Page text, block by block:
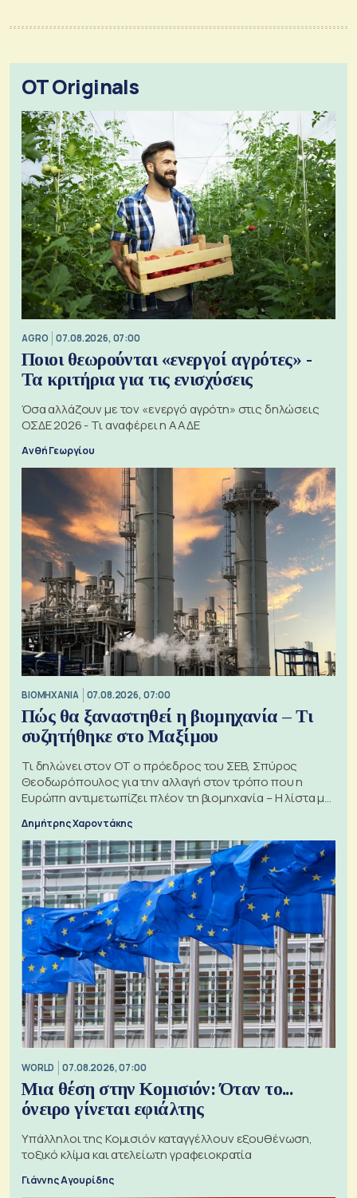
OT Originals
AGRO 07.08.2026, 07:00
Ποιοι θεωρούνται «ενεργοί αγρότες» -
Τα κριτήρια για τις ενισχύσεις
Όσα αλλάζουν με τον «ενεργό αγρότη» στις δηλώσεις
ΟΣΔΕ 2026 - Τι αναφέρει η ΑΑΔΕ
Ανθή Γεωργίου
ΒΙΟΜΗΧΑΝΙΑ 07.08.2026, 07:00
Πώς θα ξαναστηθεί η βιομηχανία – Τι
συζητήθηκε στο Μαξίμου
Τι δηλώνει στον ΟΤ ο πρόεδρος του ΣΕΒ, Σπύρος
Θεοδωρόπουλος για την αλλαγή στον τρόπο που η
Ευρώπη αντιμετωπίζει πλέον τη βιομηχανία – Η λίστα με
Δημήτρης Χαροντάκης
WORLD 07.08.2026, 07:00
Μια θέση στην Κομισιόν: Όταν το...
όνειρο γίνεται εφιάλτης
Υπάλληλοι της Κομισιόν καταγγέλλουν εξουθένωση,
τοξικό κλίμα και ατελείωτη γραφειοκρατία
Γιάννης Αγουρίδης